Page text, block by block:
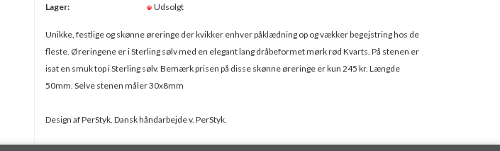
Lager:
Udsolgt
Unikke, festlige og skønne øreringe der kvikker enhver påklædning op og vækker begejstring hos de
fleste. Øreringene er i Sterling sølv med en elegant lang dråbeformet mørk rød Kvarts. På stenen er
isat en smuk top i Sterling sølv. Bemærk prisen på disse skønne øreringe er kun 245 kr. Længde
50mm. Selve stenen måler 30x8mm
Design af PerStyk. Dansk håndarbejde v. PerStyk.